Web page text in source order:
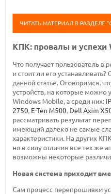
ЧИТАТЬ МАТЕРИАЛ В РАЗДЕЛЕ
КПК: провалы и успехи
Что получает пользователь в
и стоит ли его
данной статье. Оговоримся,
устройств, на которые можно
Windows Mobile, а среди них:
2750, E-Ten M500, Dell Axim
рассматривать результат
имеющий далеко не самые
характеристики. На других
но в силу отличия все тех же
возможны некоторые
Новая система приходит
Сам процесс перепрошивки